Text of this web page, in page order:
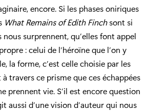
encore. Si les phases oniriques
What Remains of Edith Finchsont si
nous surprennent, qu’elles font appel
: celui de l’héroïne que l’on y
la forme, c’est celle choisie par les
à travers ce prisme que ces échappées
prennent vie. S’il est encore question
aussi d’une vision d’auteur qui nous